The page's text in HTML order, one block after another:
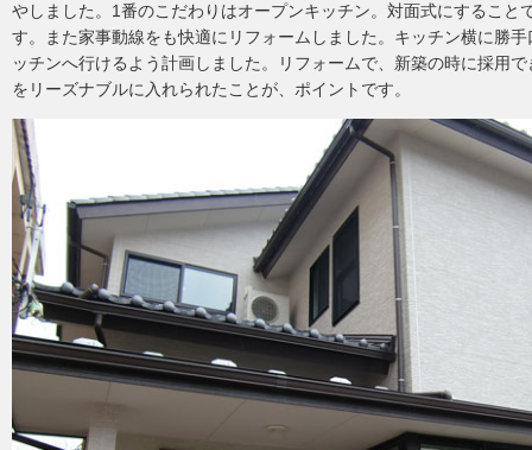
やしました。1番のこだわりはオープンキッチン。対面式にすること
す。また家事動線をも快適にリフォームしました。キッチン横に勝
ッチンへ行けるよう計画しました。リフォームで、新築の時に採用
をリーズナブルに入れられたことが、ポイントです。